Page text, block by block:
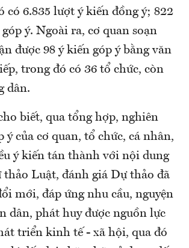
có 6.835 lượt ý kiến đồng ý; 822
ý. Ngoài ra, cơ quan soạn
được 98 ý kiến góp ý bằng văn
trong đó có 36 tổ chức, còn
dân.
biết, qua tổng hợp, nghiên
ý của cơ quan, tổ chức, cá nhân,
ý kiến tán thành với nội dung
thảo Luật, đánh giá Dự thảo đã
mới, đáp ứng nhu cầu, nguyện
dân, phát huy được nguồn lực
triển kinh tế - xã hội, qua đó